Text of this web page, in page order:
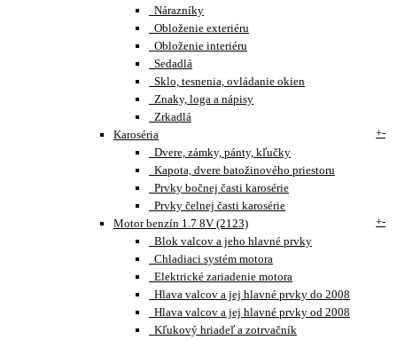
Nárazníky
Obloženie exteriéru
Obloženie interiéru
Sedadlá
Sklo, tesnenia, ovládanie okien
Znaky, loga a nápisy
Zrkadlá
Karoséria
+-
Dvere, zámky, pánty, kľučky
Kapota, dvere batožinového priestoru
Prvky bočnej časti karosérie
Prvky čelnej časti karosérie
Motor benzín 1.7 8V (2123)
+-
Blok valcov a jeho hlavné prvky
Chladiaci systém motora
Elektrické zariadenie motora
Hlava valcov a jej hlavné prvky do 2008
Hlava valcov a jej hlavné prvky od 2008
Kľukový hriadeľ a zotrvačník